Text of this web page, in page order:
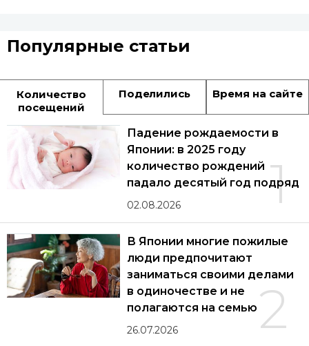
Популярные статьи
Количество
посещений
Поделились Время на сайте
1
Падение рождаемости в
Японии: в 2025 году
количество рождений
падало десятый год подряд
02.08.2026
2
В Японии многие пожилые
люди предпочитают
заниматься своими делами
в одиночестве и не
полагаются на семью
26.07.2026